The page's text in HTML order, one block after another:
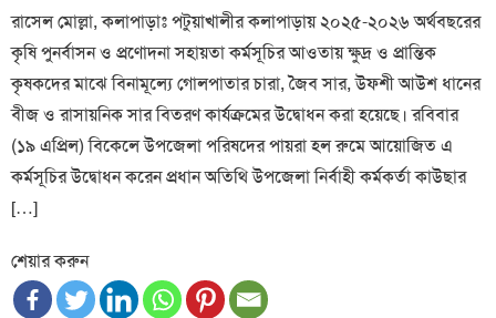
রাসেল মোল্লা, কলাপাড়াঃ পটুয়াখালীর কলাপাড়ায় ২০২৫-২০২৬ অর্থবছরের
কৃষি পুনর্বাসন ও প্রণোদনা সহায়তা কর্মসূচির আওতায় ক্ষুদ্র ও প্রান্তিক
কৃষকদের মাঝে বিনামূল্যে গোলপাতার চারা, জৈব সার, উফশী আউশ ধানের
বীজ ও রাসায়নিক সার বিতরণ কার্যক্রমের উদ্বোধন করা হয়েছে। রবিবার
(১৯ এপ্রিল) বিকেলে উপজেলা পরিষদের পায়রা হল রুমে আয়োজিত এ
কর্মসূচির উদ্বোধন করেন প্রধান অতিথি উপজেলা নির্বাহী কর্মকর্তা কাউছার
[…]
শেয়ার করুন